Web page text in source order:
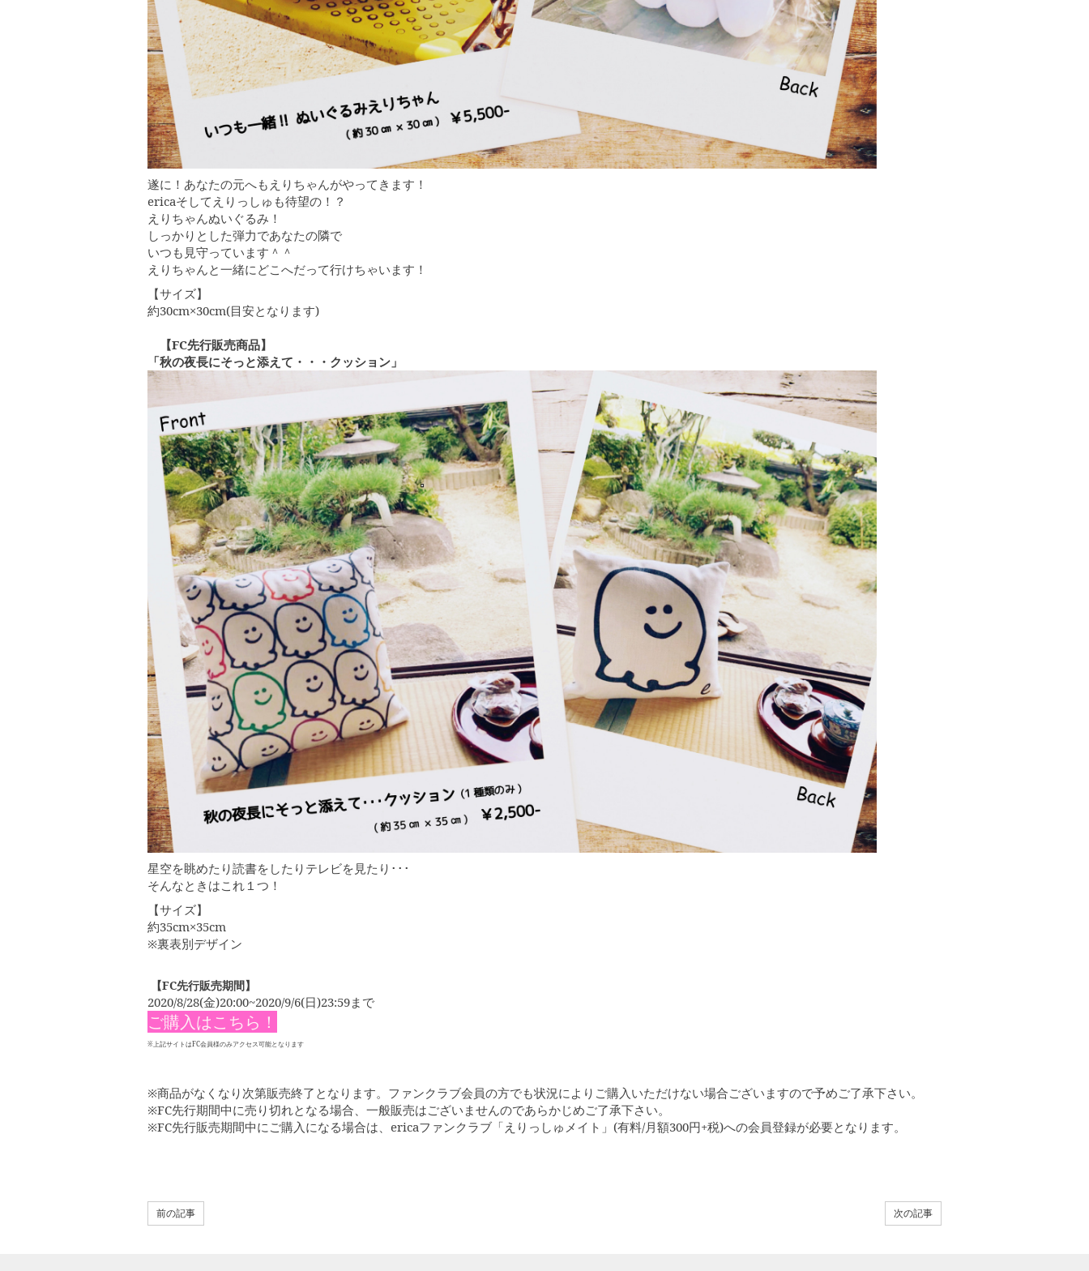
遂に！あなたの元へもえりちゃんがやってきます！
ericaそしてえりっしゅも待望の！？
えりちゃんぬいぐるみ！
しっかりとした弾力であなたの隣で
いつも見守っています＾＾
えりちゃんと一緒にどこへだって行けちゃいます！
【サイズ】
約30cm×30cm(目安となります)
【FC先行販売商品】
「秋の夜長にそっと添えて・・・クッション」
星空を眺めたり読書をしたりテレビを見たり･･･
そんなときはこれ１つ！
【サイズ】
約35cm×35cm
※裏表別デザイン
【FC先行販売期間】
2020/8/28(金)20:00~2020/9/6(日)23:59まで
ご購入はこちら！
※上記サイトはFC会員様のみアクセス可能となります
※商品がなくなり次第販売終了となります。ファンクラブ会員の方でも状況によりご購入いただけない場合ございますので予めご了承下さい。
※FC先行期間中に売り切れとなる場合、一般販売はございませんのであらかじめご了承下さい。
※FC先行販売期間中にご購入になる場合は、ericaファンクラブ「えりっしゅメイト」(有料/月額300円+税)への会員登録が必要となります。
次の記事
前の記事